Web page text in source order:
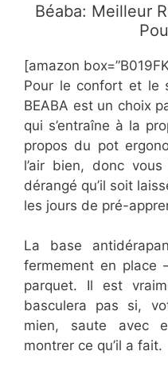
Béaba: Meilleur
[amazon
Pour le confort et le
BEABA est un choix
qui s’entraîne à la
propos du pot
l’air bien, donc
dérangé qu’il soit
les jours de pré-
La base
fermement en place
parquet. Il est
basculera pas si,
mien, saute avec
montrer ce qu’il a fait.